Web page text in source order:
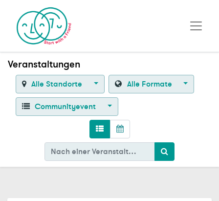
Veranstaltungen
Alle Standorte Alle Formate
Communityevent